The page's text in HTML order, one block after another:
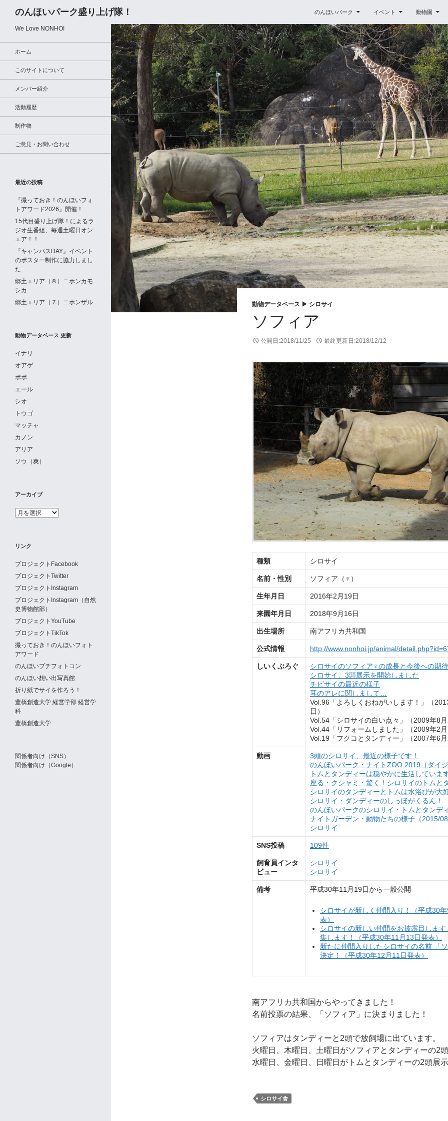
のんほいパーク盛り上げ隊！
のんほいパーク
イベント 動物園
動物データベース ▶ シロサイ
ソフィア
公開日:2018/11/25 最終更新日:2018/12/12
種類 シロサイ
名前・性別 ソフィア（♀）
生年月日 2016年2月19日
来園年月日 2018年9月16日
出生場所 南アフリカ共和国
公式情報 http://www.nonhoi.jp/animal/
しいくぶろぐ
シロサイのソフィア♀の成長と今後への期待
シロサイ、3頭展示を開始しました
チビサイの最近の様子
耳のアレに関しまして…
Vol.96「よろしくおねがいします！」（
日）
Vol.54「シロサイの白い点々」（2009年8
Vol.44「リフォームしました」（2009年2
Vol.19「フクコとタンディー」（2007年6
動画
3頭のシロサイ、最近の様子です！
のんほいパーク・ナイトZOO 2019（ダイ
トムとタンディーは穏やかに生活していま
座る・クシャミ・驚く！シロサイのトムと
シロサイのタンディーとトムは水浴びが大
シロサイ・ダンディーのしっぽがくるん！
のんほいパークのシロサイ・トムとタンデ
ナイトガーデン・動物たちの様子（2015/
シロサイ
SNS投稿 109件
飼育員インタ
ビュー
シロサイ
シロサイ
備考 平成30年11月19日から一般公開
シロサイが新しく仲間入り！（平成30
表）
シロサイの新しい仲間をお披露目しま
集します！（平成30年11月13日発表）
新たに仲間入りしたシロサイの名前 「
決定！（平成30年12月11日発表）
南アフリカ共和国からやってきました！
名前投票の結果、「ソフィア」に決まりました！
ソフィアはタンディーと2頭で放飼場に出ています。
火曜日、木曜日、土曜日がソフィアとタンディーの2
水曜日、金曜日、日曜日がトムとタンディーの2頭展
シロサイ舎
We Love NONHOI
ホーム
このサイトについて
メンバー紹介
活動履歴
制作物
ご意見・お問い合わせ
最近の投稿
『撮っておき！のんほいフォ
トアワード2026』開催！
15代目盛り上げ隊！によるラ
ジオ生番組、毎週土曜日オン
エア！！
『キャンパスDAY』イベント
のポスター制作に協力しまし
た
郷土エリア（８）ニホンカモ
シカ
郷土エリア（７）ニホンザル
動物データベース 更新
イナリ
オアゲ
ポポ
エール
シオ
トウゴ
マッチャ
カノン
アリア
ソウ（爽）
アーカイブ
ア
ブ
リンク
プロジェクトFacebook
プロジェクトTwitter
プロジェクトInstagram
プロジェクトInstagram（自然
史博物館部）
プロジェクトYouTube
プロジェクトTikTok
撮っておき！のんほいフォト
アワード
のんほいプチフォトコン
のんほい想い出写真館
折り紙でサイを作ろう！
豊橋創造大学 経営学部 経営学
科
豊橋創造大学
関係者向け（SNS）
関係者向け（Google）